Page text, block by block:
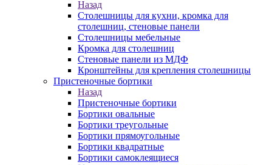
Назад
Столешницы для кухни, кромка для
столешниц, стеновые панели
Столешницы мебельные
Кромка для столешниц
Стеновые панели из МДФ
Кронштейны для крепления столешницы
Пристеночные бортики
Назад
Пристеночные бортики
Бортики овальные
Бортики треугольные
Бортики прямоугольные
Бортики квадратные
Бортики самоклеящиеся